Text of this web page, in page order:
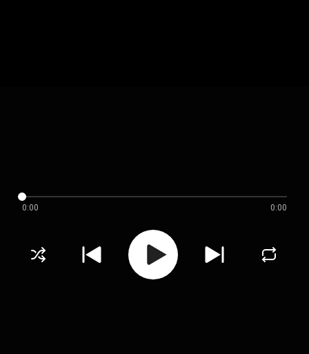
0:00 0:00